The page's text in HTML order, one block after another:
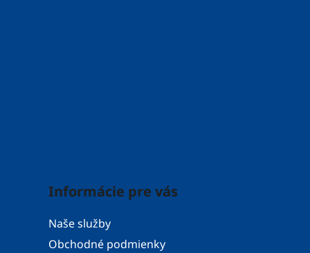
Informácie pre vás
Naše služby
Obchodné podmienky